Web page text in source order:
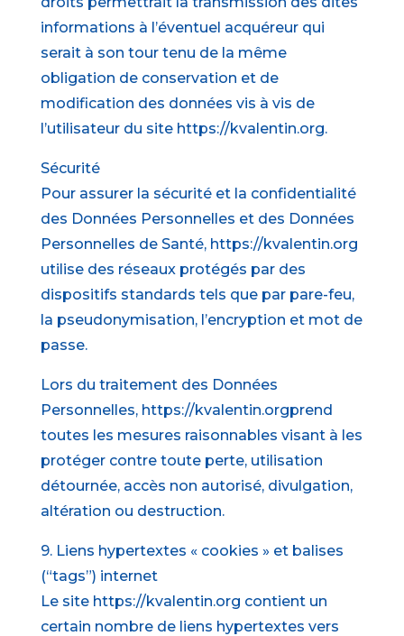
informations à l’éventuel acquéreur qui
serait à son tour tenu de la même
obligation de conservation et de
modification des données vis à vis de
l’utilisateur du site https://kvalentin.org.
Sécurité
Pour assurer la sécurité et la confidentialité
des Données Personnelles et des Données
Personnelles de Santé, https://kvalentin.org
utilise des réseaux protégés par des
dispositifs standards tels que par pare-feu,
la pseudonymisation, l’encryption et mot de
passe.
Lors du traitement des Données
Personnelles, https://kvalentin.orgprend
toutes les mesures raisonnables visant à les
protéger contre toute perte, utilisation
détournée, accès non autorisé, divulgation,
altération ou destruction.
9. Liens hypertextes « cookies » et balises
(“tags”) internet
Le site https://kvalentin.org contient un
certain nombre de liens hypertextes vers